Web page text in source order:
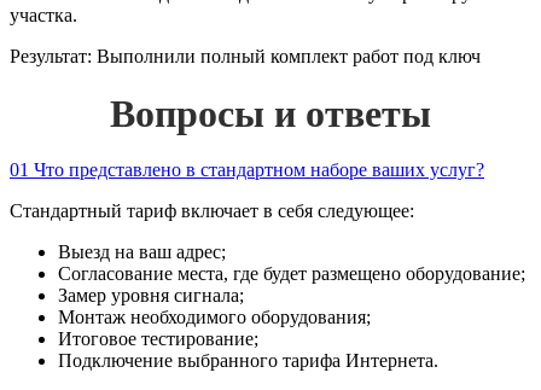
участка.
Результат: Выполнили полный комплект работ под ключ
Вопросы и ответы
01 Что представлено в стандартном наборе ваших услуг?
Стандартный тариф включает в себя следующее:
Выезд на ваш адрес;
Согласование места, где будет размещено оборудование;
Замер уровня сигнала;
Монтаж необходимого оборудования;
Итоговое тестирование;
Подключение выбранного тарифа Интернета.